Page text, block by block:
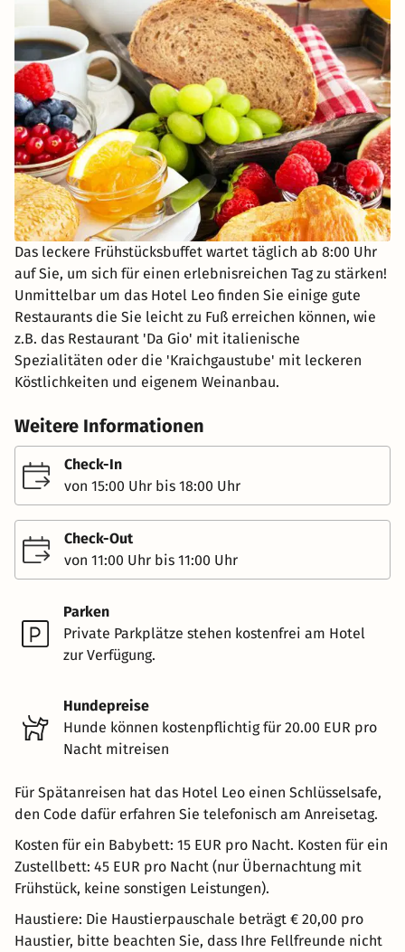
Das leckere Frühstücksbuffet wartet täglich ab 8:00 Uhr
auf Sie, um sich für einen erlebnisreichen Tag zu stärken!
Unmittelbar um das Hotel Leo finden Sie einige gute
Restaurants die Sie leicht zu Fuß erreichen können, wie
z.B. das Restaurant 'Da Gio' mit italienische
Spezialitäten oder die 'Kraichgaustube' mit leckeren
Köstlichkeiten und eigenem Weinanbau.
Weitere Informationen
Check-In
von 15:00 Uhr bis 18:00 Uhr
Check-Out
von 11:00 Uhr bis 11:00 Uhr
Parken
Private Parkplätze stehen kostenfrei am Hotel
zur Verfügung.
Hundepreise
Hunde können kostenpflichtig für 20.00 EUR pro
Nacht mitreisen
Für Spätanreisen hat das Hotel Leo einen Schlüsselsafe,
den Code dafür erfahren Sie telefonisch am Anreisetag.
Kosten für ein Babybett: 15 EUR pro Nacht. Kosten für ein
Zustellbett: 45 EUR pro Nacht (nur Übernachtung mit
Frühstück, keine sonstigen Leistungen).
Haustiere: Die Haustierpauschale beträgt € 20,00 pro
Haustier, bitte beachten Sie, dass Ihre Fellfreunde nicht